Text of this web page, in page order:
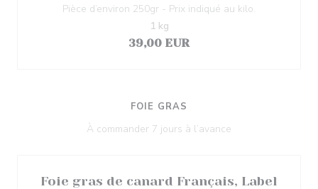
Pièce d’environ 250gr - Prix indiqué au kilo.
39,00 EUR
1 kg
FOIE GRAS
À commander 7 jours à l’avance
Foie gras de canard Français, Label